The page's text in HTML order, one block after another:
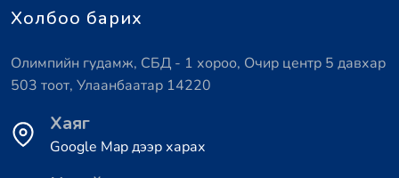
Холбоо барих
Олимпийн гудамж, СБД - 1 хороо, Очир центр 5 давхар
503 тоот, Улаанбаатар 14220
Хаяг
Google Map дээр харах